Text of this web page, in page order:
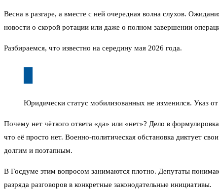
Весна в разгаре, а вместе с ней очередная волна слухов.
новости о скорой ротации или даже о полном завершении
Разбираемся, что известно на середину мая 2026 года.
Юридически статус мобилизованных не изменился. Указ
Почему нет чёткого ответа «да» или «нет»? Дело в
что её просто нет. Военно-политическая обстановка диктует
долгим и поэтапным.
В Госдуме этим вопросом занимаются плотно. Депутаты
разряда разговоров в конкретные законодательные инициативы.